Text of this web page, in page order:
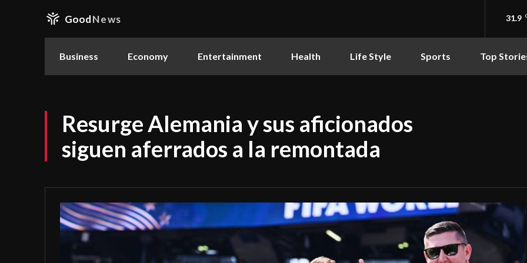
GoodNews 31.9
Business Economy Entertainment Health Life Style Sports Top
Resurge Alemania y sus aficionados
siguen aferrados a la remontada